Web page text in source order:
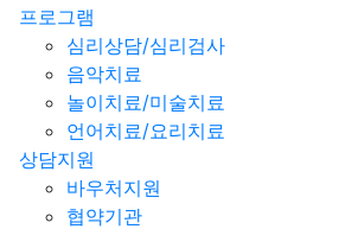
프로그램
심리상담/심리검사
음악치료
놀이치료/미술치료
언어치료/요리치료
상담지원
바우처지원
협약기관